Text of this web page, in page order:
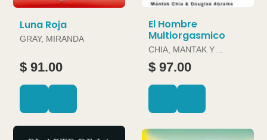
Luna Roja
GRAY, MIRANDA
$ 91.00
El Hombre
Multiorgasmico
CHIA, MANTAK Y
DOUGLAS ABRAMS
$ 97.00